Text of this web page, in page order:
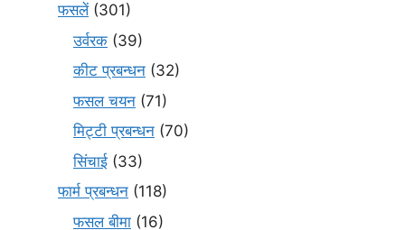
फसलें(301)
उर्वरक (39)
कीट प्रबन्धन (32)
फसल चयन (71)
मि‌ट्टी प्रबन्धन (70)
सिंचाई (33)
फार्म प्रबन्धन (118)
फसल बीमा (16)